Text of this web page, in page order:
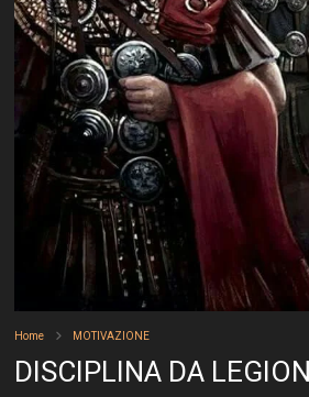
Home MOTIVAZIONE
DISCIPLINA DA